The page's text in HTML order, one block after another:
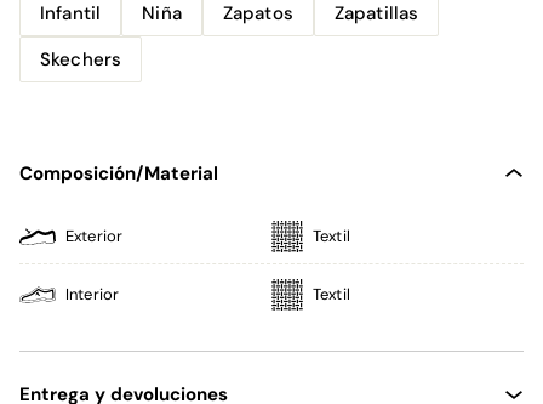
Infantil Niña Zapatos
Zapatillas
Skechers
Composición/Material
Exterior Textil
Interior Textil
Entrega y devoluciones